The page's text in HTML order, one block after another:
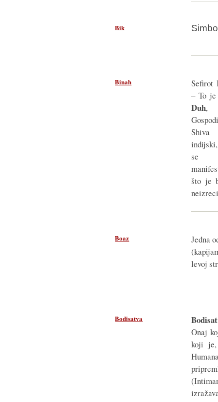
Bik
Binah
Sefirot
– To
Duh,
Shiva
se
što je
Boaz
Jedna
levoj
Bodisatva
Onaj
koji je,